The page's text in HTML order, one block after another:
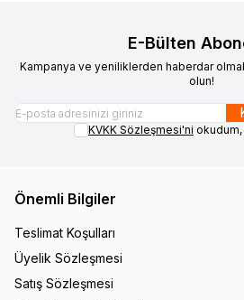
E-Bülten
Kampanya ve yeniliklerden haberdar
olun!
KVKK Sözleşmesi'ni
Önemli Bilgiler
Teslimat Koşulları
Üyelik Sözleşmesi
Satış Sözleşmesi